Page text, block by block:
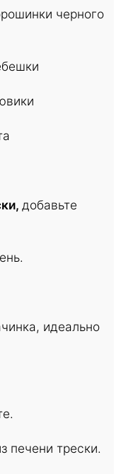
черного
добавьте
идеально
печени трески.